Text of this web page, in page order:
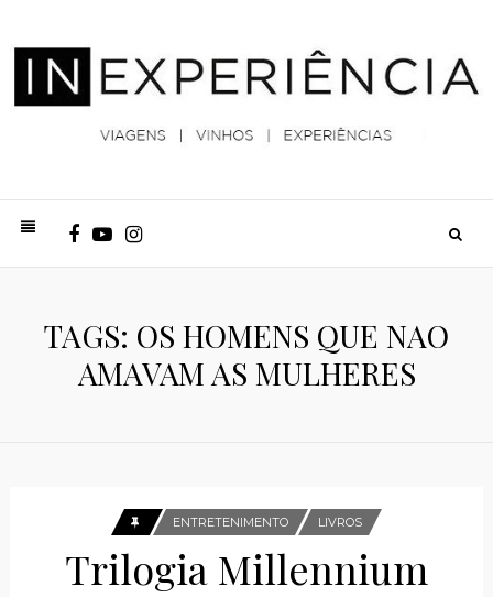
TAGS: OS HOMENS QUE NAO
AMAVAM AS MULHERES
ENTRETENIMENTO LIVROS
Trilogia Millennium